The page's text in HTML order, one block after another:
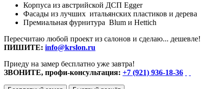
Корпуса из австрийской ДСП Egger
Фасады из лучших итальянских пластиков и дерева
Премиальная фурнитура Blum и Hettich
Пересчитаю любой проект из салонов и сделаю... дешевле!
ПИШИТЕ: info@krslon.ru
Приеду на замер бесплатно уже завтра!
ЗВОНИТЕ, профи-консультация: +7 (921) 936-18-36